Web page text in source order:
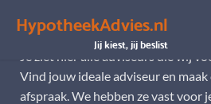
HypotheekAdvies.nl
Jij kiest, jij beslist
Alle adviseurs
Je ziet hier alle adviseurs die wij
Vind jouw ideale adviseur en
afspraak. We hebben ze vast voor